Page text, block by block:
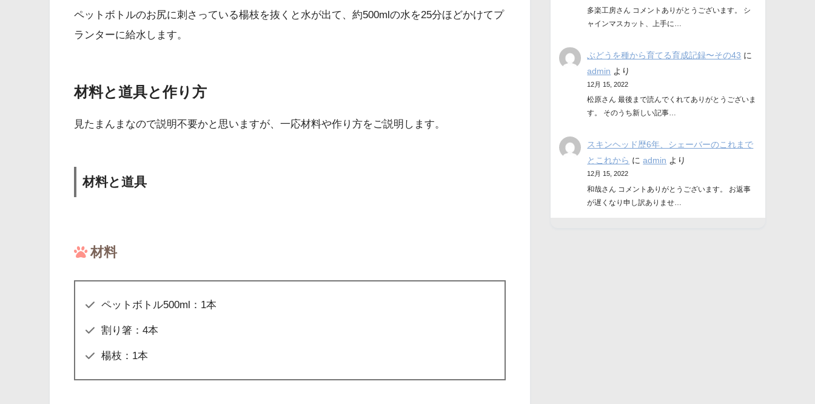
ペットボトルのお尻に刺さっている楊枝を抜くと水が出て、約500mlの水を25分ほどかけてプ
ランターに給水します。
材料と道具と作り方
見たまんまなので説明不要かと思いますが、一応材料や作り方をご説明します。
材料と道具
材料
ペットボトル500ml：1本
割り箸：4本
楊枝：1本
多楽工房さん コメントありがとうございます。 シ
ャインマスカット、上手に…
ぶどうを種から育てる育成記録〜その43 に
admin より
12月 15, 2022
松原さん 最後まで読んでくれてありがとうございま
す。 そのうち新しい記事…
スキンヘッド歴6年、シェーバーのこれまで
とこれから にadmin より
12月 15, 2022
和哉さん コメントありがとうございます。 お返事
が遅くなり申し訳ありませ…